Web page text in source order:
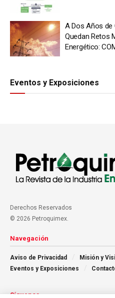
A Dos Años de
Quedan Retos
Energético:
Eventos y Exposiciones
Derechos Reservados
© 2026 Petroquimex.
Navegación
Aviso de Privacidad Misión y
Eventos y Exposiciones
Síguenos